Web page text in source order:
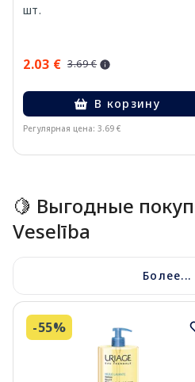
шт.
2.03 € 3.69 €
В корзину
Регулярная цена: 3.69 €
🍋 Выгодные
Veselība
Более...
-55%